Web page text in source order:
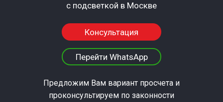
с подсветкой в Москве
Предложим Вам вариант просчета и
проконсультируем по законности
Консультация
Перейти WhatsApp